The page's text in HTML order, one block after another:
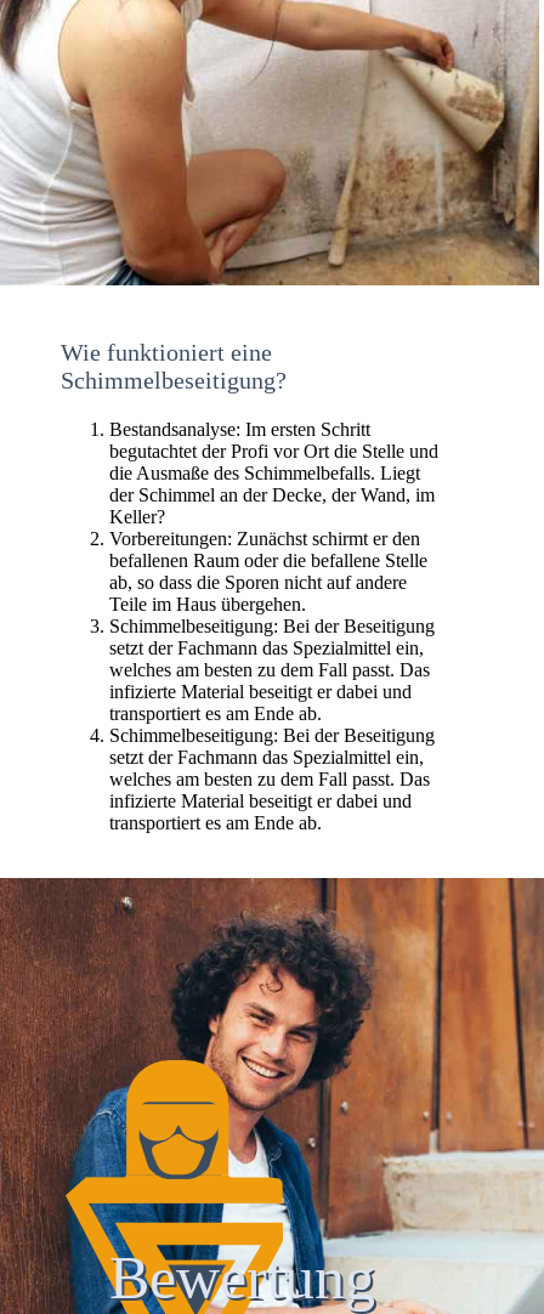
Wie funktioniert eine
Schimmelbeseitigung?
Bestandsanalyse: Im ersten Schritt
begutachtet der Profi vor Ort die Stelle und
die Ausmaße des Schimmelbefalls. Liegt
der Schimmel an der Decke, der Wand, im
Keller?
Vorbereitungen: Zunächst schirmt er den
befallenen Raum oder die befallene Stelle
ab, so dass die Sporen nicht auf andere
Teile im Haus übergehen.
Schimmelbeseitigung: Bei der Beseitigung
setzt der Fachmann das Spezialmittel ein,
welches am besten zu dem Fall passt. Das
infizierte Material beseitigt er dabei und
transportiert es am Ende ab.
Schimmelbeseitigung: Bei der Beseitigung
setzt der Fachmann das Spezialmittel ein,
welches am besten zu dem Fall passt. Das
infizierte Material beseitigt er dabei und
transportiert es am Ende ab.
Bewertung